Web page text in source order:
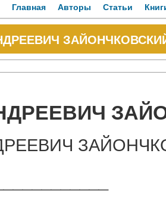
Главная Авторы Статьи